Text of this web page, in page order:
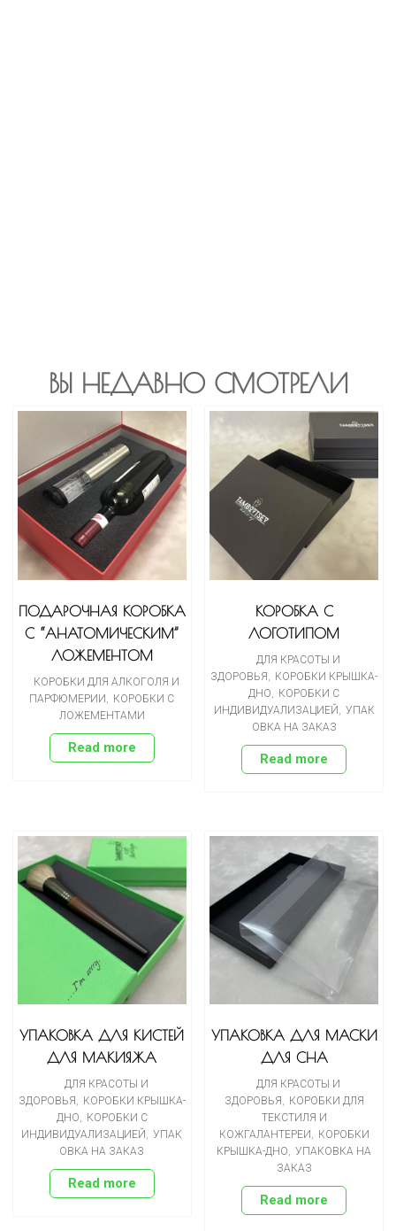
ВЫ НЕДАВНО СМОТРЕЛИ
ПОДАРОЧНАЯ КОРОБКА
С “АНАТОМИЧЕСКИМ”
ЛОЖЕМЕНТОМ
КОРОБКИ ДЛЯ АЛКОГОЛЯ И
ПАРФЮМЕРИИ , КОРОБКИ С
ЛОЖЕМЕНТАМИ
Read more
КОРОБКА С
ЛОГОТИПОМ
ДЛЯ КРАСОТЫ И
ЗДОРОВЬЯ, КОРОБКИ КРЫШКА-
ДНО, КОРОБКИ С
ИНДИВИДУАЛИЗАЦИЕЙ , УПАК
ОВКА НА ЗАКАЗ
Read more
УПАКОВКА ДЛЯ КИСТЕЙ
ДЛЯ МАКИЯЖА
ДЛЯ КРАСОТЫ И
ЗДОРОВЬЯ, КОРОБКИ КРЫШКА-
ДНО, КОРОБКИ С
ИНДИВИДУАЛИЗАЦИЕЙ , УПАК
ОВКА НА ЗАКАЗ
Read more
УПАКОВКА ДЛЯ МАСКИ
ДЛЯ СНА
ДЛЯ КРАСОТЫ И
ЗДОРОВЬЯ, КОРОБКИ ДЛЯ
ТЕКСТИЛЯ И
КОЖГАЛАНТЕРЕИ , КОРОБКИ
КРЫШКА-ДНО, УПАКОВКА НА
ЗАКАЗ
Read more